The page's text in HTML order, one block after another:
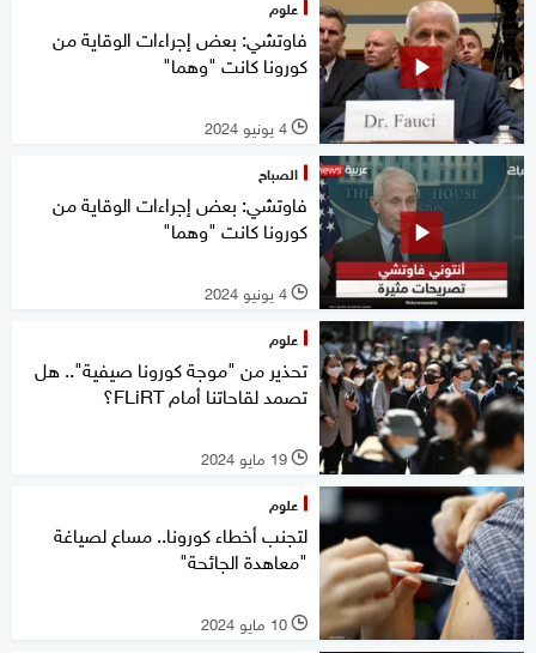
علوم
فاوتشي: بعض إجراءات الوقاية من
كورونا كانت "وهما"
l 4 يونيو 2024
الصباح
فاوتشي: بعض إجراءات الوقاية من
كورونا كانت "وهما"
l 4 يونيو 2024
علوم
تحذير من "موجة كورونا صيفية".. هل
تصمد لقاحاتنا أمام FLiRT؟
l 19 مايو 2024
علوم
لتجنب أخطاء كورونا.. مساع لصياغة
"معاهدة الجائحة"
l 10 مايو 2024